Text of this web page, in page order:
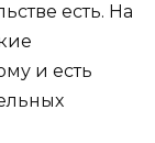
есть. На
и есть